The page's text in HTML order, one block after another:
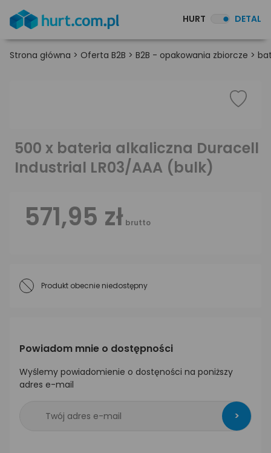
HURT DETAL
Strona główna > Oferta B2B > B2B - opakowania zbiorcze >
500 x bateria alkaliczna Duracell
Industrial LR03/AAA (bulk)
571,95 zł brutto
Produkt obecnie niedostępny
Powiadom mnie o dostępności
Wyślemy powiadomienie o dostęności na poniższy
adres e-mail
>